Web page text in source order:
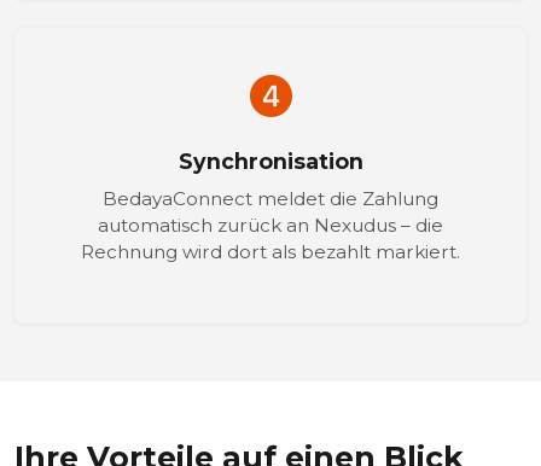
Synchronisation
BedayaConnect meldet die Zahlung
automatisch zurück an Nexudus – die
Rechnung wird dort als bezahlt markiert.
Ihre Vorteile auf einen Blick